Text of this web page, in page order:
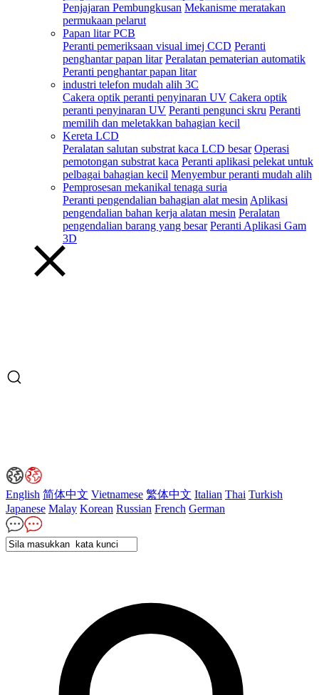
Penjajaran Pembungkusan Mekanisme meratakan
permukaan pelarut
Papan litar PCB
Peranti pemeriksaan visual imej CCD Peranti
penghantar papan litar Peralatan pematerian automatik
Peranti penghantar papan litar
industri telefon mudah alih 3C
Cakera optik peranti penyinaran UV Cakera optik
peranti penyinaran UV Peranti pengunci skru Peranti
memilih dan meletakkan bahagian kecil
Kereta LCD
Peralatan salutan substrat kaca LCD besar Operasi
pemotongan substrat kaca Peranti aplikasi pelekat untuk
pelbagai bahagian kecil Menyembur peranti mudah alih
Pemprosesan mekanikal tenaga suria
Peranti pengendalian bahagian alat mesin Aplikasi
pengendalian bahan kerja alatan mesin Peralatan
pengendalian barang yang besar Peranti Aplikasi Gam
3D
English 简体中文 Vietnamese 繁体中文 Italian Thai Turkish
Japanese Malay Korean Russian French German